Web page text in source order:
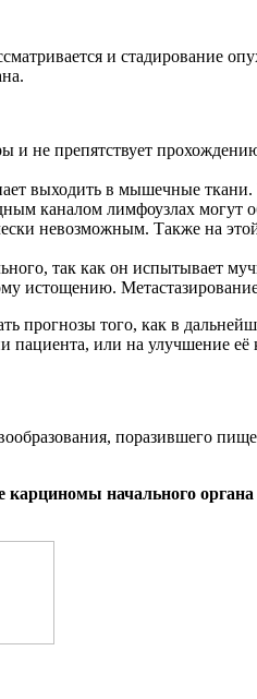
и стадирование
и не препятствует
выходить в мышечные ткани.
каналом лимфоузлах могут
невозможным. Также на
так как он испытывает
истощению.
прогнозы того, как в
или на улучшение её
поразившего
карциномы начального